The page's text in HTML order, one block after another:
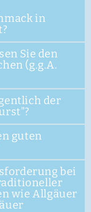
in
Sie den
(g.g.A.
der
guten
bei
wie Allgäuer